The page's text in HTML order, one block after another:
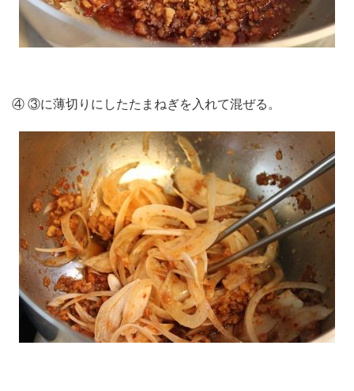
④ ③に薄切りにしたたまねぎを入れて混ぜる。